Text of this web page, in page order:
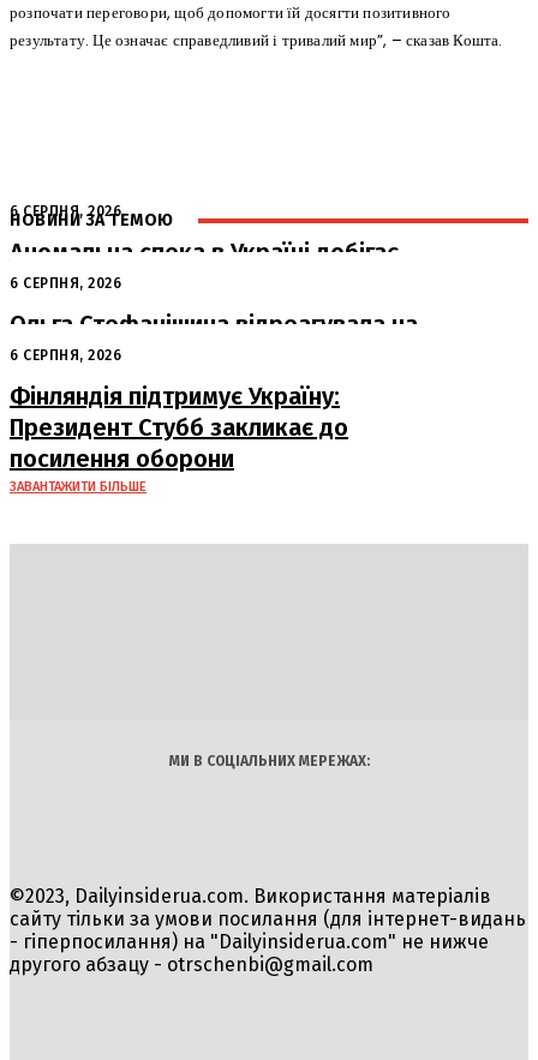
розпочати переговори, щоб допомогти їй досягти позитивного
результату. Це означає справедливий і тривалий мир”, – сказав Кошта.
НОВИНИ ЗА ТЕМОЮ
6 СЕРПНЯ, 2026
Аномальна спека в Україні добігає
кінця: очікується похолодання
6 СЕРПНЯ, 2026
Ольга Стефанішина відреагувала на
підозри від НАБУ та САП
6 СЕРПНЯ, 2026
Фінляндія підтримує Україну:
Президент Стубб закликає до
посилення оборони
ЗАВАНТАЖИТИ БІЛЬШЕ
МИ В СОЦІАЛЬНИХ МЕРЕЖАХ:
©2023, Dailyinsiderua.com. Використання матеріалів
сайту тільки за умови посилання (для інтернет-видань
- гіперпосилання) на "Dailyinsiderua.com" не нижче
другого абзацу - otrschenbi@gmail.com